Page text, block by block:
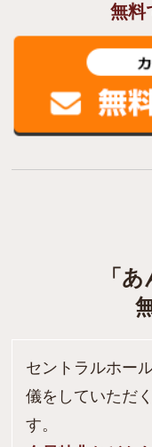
無料
「
セントラルホー
儀をしていただ
す。